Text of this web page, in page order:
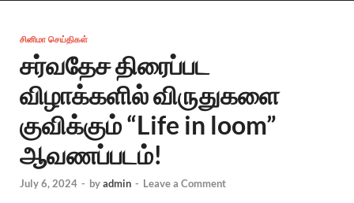
சினிமா செய்திகள்
சர்வதேச திரைப்பட
விழாக்களில் விருதுகளை
குவிக்கும் “Life in loom”
ஆவணப்படம்!
July 6, 2024 - byadmin - Leave a Comment